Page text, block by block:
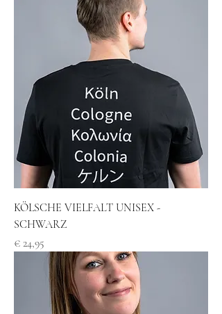
KÖLSCHE VIELFALT UNISEX -
SCHWARZ
Preis
€ 24,95